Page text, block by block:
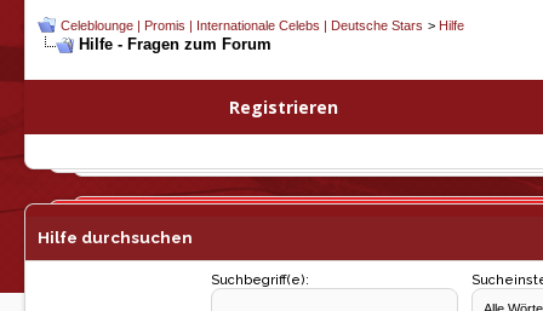
Celeblounge | Promis | Internationale Celebs | Deutsche Stars > Hilfe
Hilfe - Fragen zum Forum
Registrieren
Hilfe durchsuchen
Suchbegriff(e):